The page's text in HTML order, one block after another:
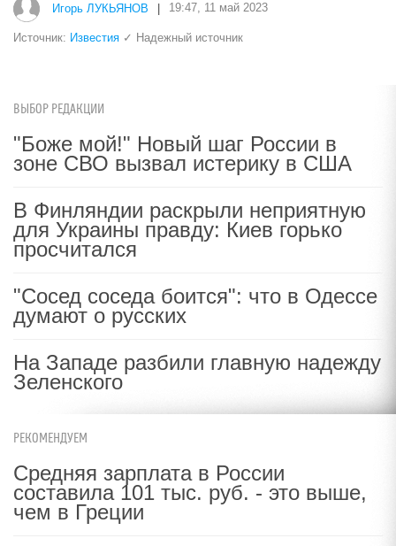
Игорь ЛУКЬЯНОВ 19:47, 11 май 2023
Источник: Известия ✓ Надежный источник
ВЫБОР РЕДАКЦИИ
"Боже мой!" Новый шаг России в
зоне СВО вызвал истерику в США
В Финляндии раскрыли неприятную
для Украины правду: Киев горько
просчитался
"Сосед соседа боится": что в Одессе
думают о русских
На Западе разбили главную надежду
Зеленского
РЕКОМЕНДУЕМ
Средняя зарплата в России
составила 101 тыс. руб. - это выше,
чем в Греции